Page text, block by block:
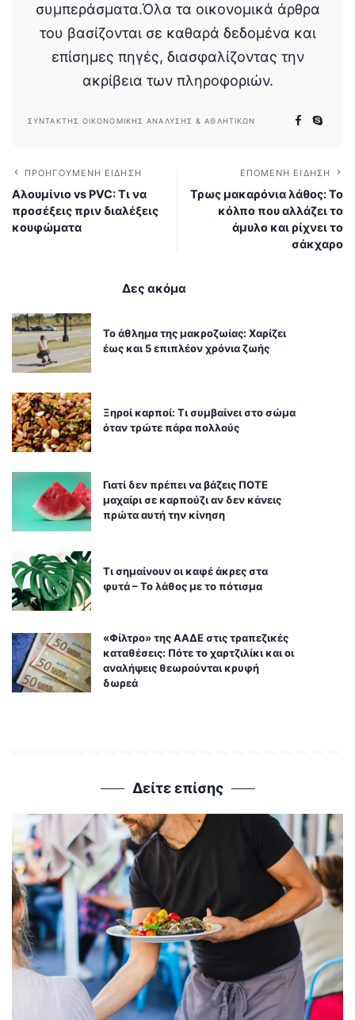
συμπεράσματα.Όλα τα οικονομικά άρθρα
του βασίζονται σε καθαρά δεδομένα και
επίσημες πηγές, διασφαλίζοντας την
ακρίβεια των πληροφοριών.
ΣΥΝΤΆΚΤΗΣ ΟΙΚΟΝΟΜΙΚΉΣ ΑΝΆΛΥΣΗΣ & ΑΘΛΗΤΙΚΏΝ
ΠΡΟΗΓΟΎΜΕΝΗ ΕΊΔΗΣΗ
Αλουμίνιο vs PVC: Τι να
προσέξεις πριν διαλέξεις
κουφώματα
ΕΠΌΜΕΝΗ ΕΊΔΗΣΗ
Τρως μακαρόνια λάθος: Το
κόλπο που αλλάζει το
άμυλο και ρίχνει το
σάκχαρο
Δες ακόμα
Το άθλημα της μακροζωίας: Χαρίζει
έως και 5 επιπλέον χρόνια ζωής
Ξηροί καρποί: Τι συμβαίνει στο σώμα
όταν τρώτε πάρα πολλούς
Γιατί δεν πρέπει να βάζεις ΠΟΤΕ
μαχαίρι σε καρπούζι αν δεν κάνεις
πρώτα αυτή την κίνηση
Τι σημαίνουν οι καφέ άκρες στα
φυτά – Το λάθος με το πότισμα
«Φίλτρο» της ΑΑΔΕ στις τραπεζικές
καταθέσεις: Πότε το χαρτζιλίκι και οι
αναλήψεις θεωρούνται κρυφή
δωρεά
Δείτε επίσης